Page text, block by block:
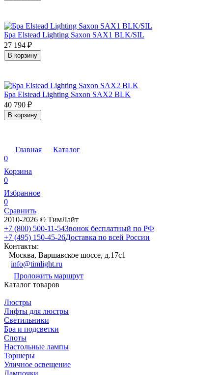
Бра Elstead Lighting Saxon SAX1 BLK/SIL
27 194 ₽
В корзину
Бра Elstead Lighting Saxon SAX2 BLK
40 790 ₽
В корзину
Главная
Каталог
0
Корзина
0
Избранное
0
Сравнить
2010-2026 © ТимЛайт
+7 (800) 500-11-54Звонок бесплатный по РФ
+7 (495) 150-45-26Доставка по всей России
Контакты:
Москва, Варшавское шоссе, д.17c1
info@timlight.ru
Проложить маршрут
Каталог товаров
Люстры
Лифты для люстры
Светильники
Бра и подсветки
Споты
Настольные лампы
Торшеры
Уличное освещение
Лампочки